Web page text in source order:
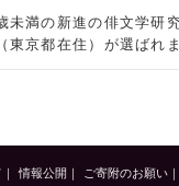
未満の新進の俳文学研
東京都在住）が選ばれ
｜ 情報公開 ｜ ご寄附のお願い ｜